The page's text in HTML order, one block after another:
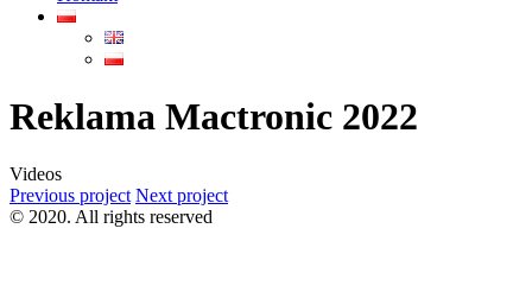
Reklama Mactronic 2022
Videos
Previous project Next project
© 2020. All rights reserved